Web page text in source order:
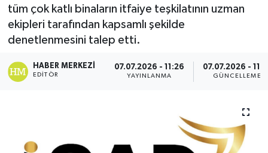
tüm çok katlı binaların itfaiye teşkilatının uzman
ekipleri tarafından kapsamlı şekilde
denetlenmesini talep etti.
HABER MERKEZI
EDITÖR
07.07.2026 - 11:26
YAYINLANMA
07.07.2026 -
GÜNCELLEME
EKONOMİ
GİRNE